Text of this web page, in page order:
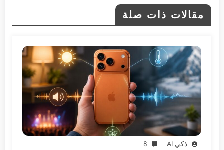
مقالات ذات صلة
ذكي AI 8